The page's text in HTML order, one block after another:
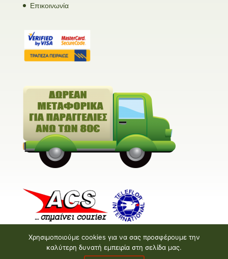
Επικοινωνία
Χρησιμοποιούμε cookies για να σας προσφέρουμε την
καλύτερη δυνατή εμπειρία στη σελίδα μας.